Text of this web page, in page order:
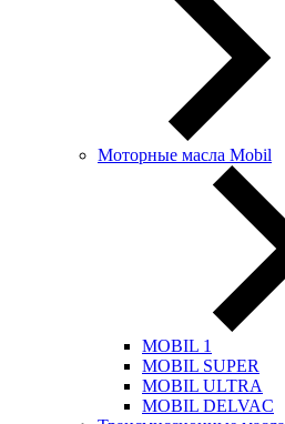
Моторные масла Mobil
MOBIL 1
MOBIL SUPER
MOBIL ULTRA
MOBIL DELVAC